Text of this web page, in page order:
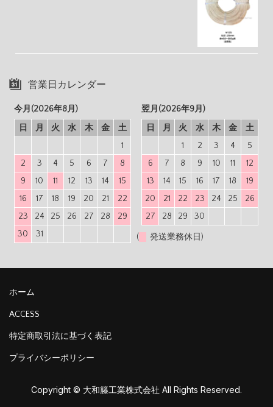
営業日カレンダー
今月(2026年8月)
日
月 火 水 木 金
土
1
2
3 4 5 6 7
8
9
10 11 12 13 14
15
16
17 18 19 20 21
22
23
24 25 26 27 28
29
30
31
翌月(2026年9月)
日
月 火 水 木 金
土
1
2 3 4
5
6
7 8 9 10 11
12
13
14 15 16 17 18
19
20
21 22 23 24 25
26
27
28 29 30
( 発送業務休日)
ホーム
ACCESS
特定商取引法に基づく表記
プライバシーポリシー
Copyright © 大和籐工業株式会社 All Rights Reserved.